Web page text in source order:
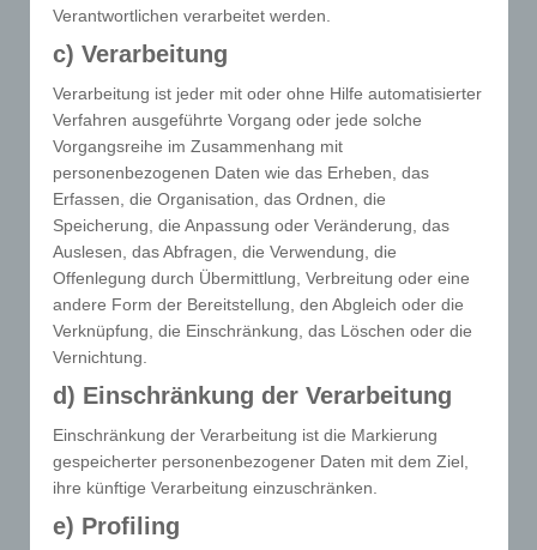
Ute Grüneberg
Meeraner Straße 21
12681 Berlin - Deutschland
Telefon: 030 / 55 397 999
E-Mail:info@mecoso.de
Cookies
Die Internetseiten verwenden Cookies. Cookies sind
Textdateien, welche über einen Internetbrowser auf
einem Computersystem abgelegt und gespeichert
werden.
Zahlreiche Internetseiten und Server verwenden
Cookies. Viele Cookies enthalten eine sogenannte
Verantwortlichen verarbeitet werden.
c) Verarbeitung
Verarbeitung ist jeder mit oder ohne Hilfe automatisierter
Verfahren ausgeführte Vorgang oder jede solche
Vorgangsreihe im Zusammenhang mit
personenbezogenen Daten wie das Erheben, das
Erfassen, die Organisation, das Ordnen, die
Speicherung, die Anpassung oder Veränderung, das
Auslesen, das Abfragen, die Verwendung, die
Offenlegung durch Übermittlung, Verbreitung oder eine
andere Form der Bereitstellung, den Abgleich oder die
Verknüpfung, die Einschränkung, das Löschen oder die
Vernichtung.
d) Einschränkung der Verarbeitung
Einschränkung der Verarbeitung ist die Markierung
gespeicherter personenbezogener Daten mit dem Ziel,
ihre künftige Verarbeitung einzuschränken.
e) Profiling